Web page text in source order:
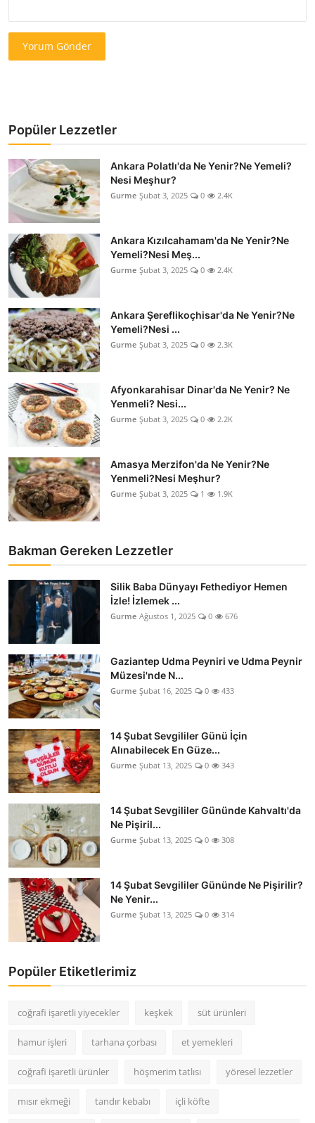
Yorum Gönder
Popüler Lezzetler
Ankara Polatlı'da Ne Yenir?Ne Yemeli?
Nesi Meşhur?
Gurme Şubat 3, 2025 0 2.4K
Ankara Kızılcahamam'da Ne Yenir?Ne
Yemeli?Nesi Meş...
Gurme Şubat 3, 2025 0 2.4K
Ankara Şereflikoçhisar'da Ne Yenir?Ne
Yemeli?Nesi ...
Gurme Şubat 3, 2025 0 2.3K
Afyonkarahisar Dinar'da Ne Yenir? Ne
Yenmeli? Nesi...
Gurme Şubat 3, 2025 0 2.2K
Amasya Merzifon'da Ne Yenir?Ne
Yenmeli?Nesi Meşhur?
Gurme Şubat 3, 2025 1 1.9K
Bakman Gereken Lezzetler
Silik Baba Dünyayı Fethediyor Hemen
İzle! İzlemek ...
Gurme Ağustos 1, 2025 0 676
Gaziantep Udma Peyniri ve Udma Peynir
Müzesi'nde N...
Gurme Şubat 16, 2025 0 433
14 Şubat Sevgililer Günü İçin
Alınabilecek En Güze...
Gurme Şubat 13, 2025 0 343
14 Şubat Sevgililer Gününde Kahvaltı'da
Ne Pişiril...
Gurme Şubat 13, 2025 0 308
14 Şubat Sevgililer Gününde Ne Pişirilir?
Ne Yenir...
Gurme Şubat 13, 2025 0 314
Popüler Etiketlerimiz
coğrafi işaretli yiyecekler keşkek süt ürünleri
hamur işleri tarhana çorbası et yemekleri
coğrafi işaretli ürünler höşmerim tatlısı yöresel lezzetler
mısır ekmeği tandır kebabı içli köfte